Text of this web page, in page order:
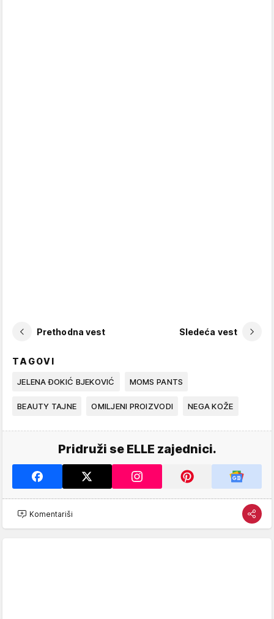
Prethodna vest Sledeća vest
TAGOVI
JELENA ĐOKIĆ BJEKOVIĆ MOMS PANTS
BEAUTY TAJNE OMILJENI PROIZVODI NEGA KOŽE
Pridruži se ELLE zajednici.
Komentariši